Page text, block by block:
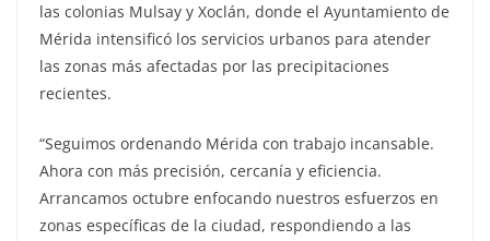
las colonias Mulsay y Xoclán, donde el Ayuntamiento de
Mérida intensificó los servicios urbanos para atender
las zonas más afectadas por las precipitaciones
recientes.
“Seguimos ordenando Mérida con trabajo incansable.
Ahora con más precisión, cercanía y eficiencia.
Arrancamos octubre enfocando nuestros esfuerzos en
zonas específicas de la ciudad, respondiendo a las